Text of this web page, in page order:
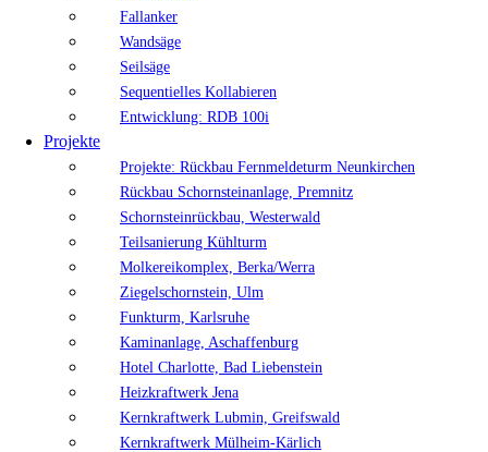
Fallanker
Wandsäge
Seilsäge
Sequentielles Kollabieren
Entwicklung: RDB 100i
Projekte
Projekte: Rückbau Fernmeldeturm Neunkirchen
Rückbau Schornsteinanlage, Premnitz
Schornsteinrückbau, Westerwald
Teilsanierung Kühlturm
Molkereikomplex, Berka/Werra
Ziegelschornstein, Ulm
Funkturm, Karlsruhe
Kaminanlage, Aschaffenburg
Hotel Charlotte, Bad Liebenstein
Heizkraftwerk Jena
Kernkraftwerk Lubmin, Greifswald
Kernkraftwerk Mülheim-Kärlich